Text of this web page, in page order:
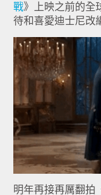
戰》上映之前的全
待和喜愛迪士尼改
明年再接再厲翻拍